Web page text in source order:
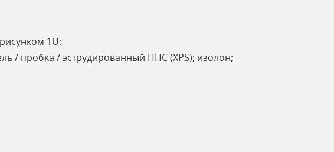
1U;
/ пробка / эструдированный ППС (XPS); изолон;